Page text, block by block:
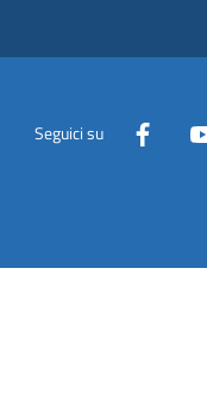
Seguici su